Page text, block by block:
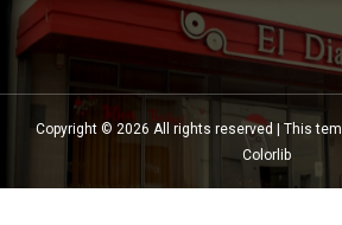
Copyright © 2026 All rights reserved | This
Colorlib